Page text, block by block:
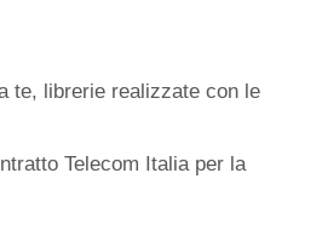
te, librerie realizzate con le
Telecom Italia per la